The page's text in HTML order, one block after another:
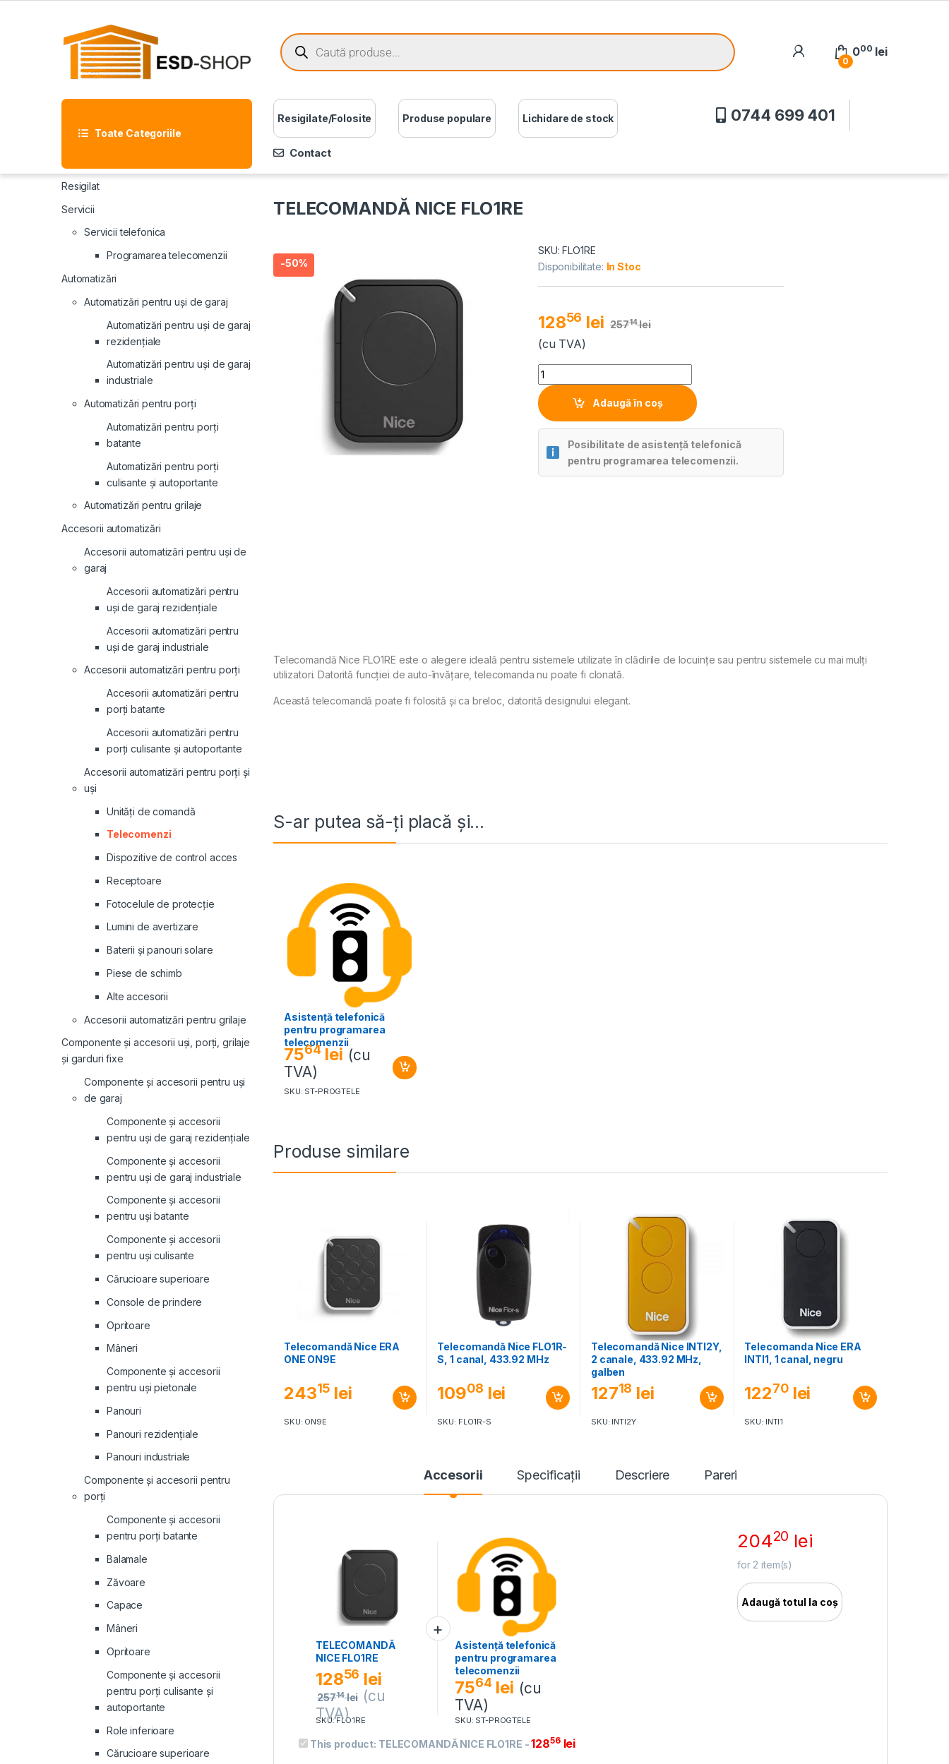
0
000 lei
Toate Categoriile
Resigilate/Folosite Produse populare Lichidare de stock 0744 699 401
Contact
TELECOMANDĂ NICE FLO1RE
-50%
SKU: FLO1RE
Disponibilitate: In Stoc
12856 lei 25714 lei
(cu TVA)
Quantity
Adaugă în coș
Posibilitate de asistență telefonică
pentru programarea telecomenzii.
Telecomandă Nice FLO1RE este o alegere ideală pentru sistemele utilizate în clădirile de locuințe sau pentru sistemele cu mai mulți
utilizatori. Datorită funcției de auto-învățare, telecomanda nu poate fi clonată.
Această telecomandă poate fi folosită și ca breloc, datorită designului elegant.
S-ar putea să-ți placă și…
Asistență telefonică
pentru programarea
telecomenzii
7564 lei (cu
TVA)
SKU: ST-PROGTELE
Produse similare
Telecomandă Nice ERA
ONE ON9E
24315 lei
SKU: ON9E
Telecomandă Nice FLO1R-
S, 1 canal, 433.92 MHz
10908 lei
SKU: FLO1R-S
Telecomandă Nice INTI2Y,
2 canale, 433.92 MHz,
galben
12718 lei
SKU: INTI2Y
Telecomanda Nice ERA
INTI1, 1 canal, negru
12270 lei
SKU: INTI1
Accesorii Specificaţii Descriere Pareri
TELECOMANDĂ
NICE FLO1RE
12856 lei
25714 lei (cu
TVA)
SKU: FLO1RE
Asistență telefonică
pentru programarea
telecomenzii
7564 lei (cu
TVA)
SKU: ST-PROGTELE
This product: TELECOMANDĂ NICE FLO1RE -12856 lei
20420 lei
for 2 item(s)
Adaugă totul la coș
Resigilat
Servicii
Servicii telefonica
Programarea telecomenzii
Automatizări
Automatizări pentru uși de garaj
Automatizări pentru uși de garaj
rezidențiale
Automatizări pentru uși de garaj
industriale
Automatizări pentru porți
Automatizări pentru porți
batante
Automatizări pentru porți
culisante și autoportante
Automatizări pentru grilaje
Accesorii automatizări
Accesorii automatizări pentru uși de
garaj
Accesorii automatizări pentru
uși de garaj rezidențiale
Accesorii automatizări pentru
uși de garaj industriale
Accesorii automatizări pentru porți
Accesorii automatizări pentru
porți batante
Accesorii automatizări pentru
porți culisante și autoportante
Accesorii automatizări pentru porți și
uși
Unități de comandă
Telecomenzi
Dispozitive de control acces
Receptoare
Fotocelule de protecție
Lumini de avertizare
Baterii și panouri solare
Piese de schimb
Alte accesorii
Accesorii automatizări pentru grilaje
Componente și accesorii uși, porți, grilaje
și garduri fixe
Componente și accesorii pentru uși
de garaj
Componente și accesorii
pentru uși de garaj rezidențiale
Componente și accesorii
pentru uși de garaj industriale
Componente și accesorii
pentru uși batante
Componente și accesorii
pentru uși culisante
Cărucioare superioare
Console de prindere
Opritoare
Mâneri
Componente și accesorii
pentru uși pietonale
Panouri
Panouri rezidenţiale
Panouri industriale
Componente și accesorii pentru
porți
Componente și accesorii
pentru porți batante
Balamale
Zăvoare
Capace
Mâneri
Opritoare
Componente și accesorii
pentru porți culisante și
autoportante
Role inferioare
Cărucioare superioare